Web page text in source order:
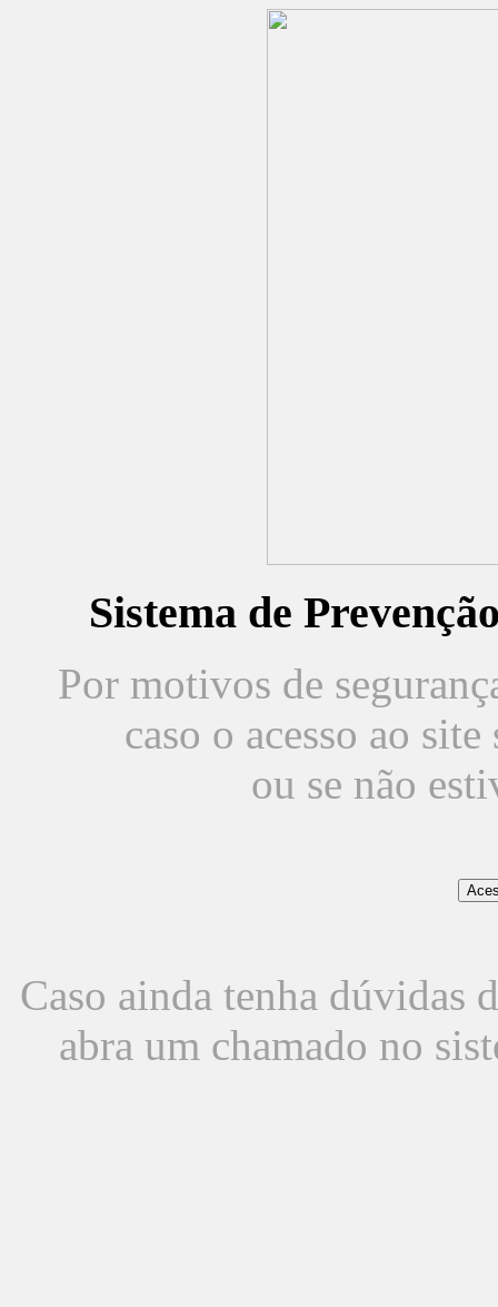
Sistema de
Por motivos de
caso o acesso ao
ou se não
Caso ainda tenha dúvidas
abra um chamado no